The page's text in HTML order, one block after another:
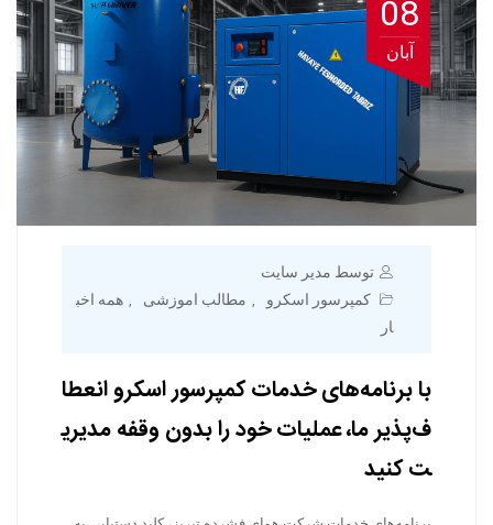
08
آبان
توسط مدیر سایت
کمپرسور اسکرو
مطالب اموزشی
همه اخب
ار
با برنامه‌های خدمات کمپرسور اسکرو انعطا
ف‌پذیر ما، عملیات خود را بدون وقفه مدیری
ت کنید